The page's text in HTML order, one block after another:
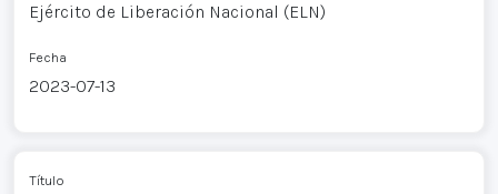
Ejército de Liberación Nacional (ELN)
Fecha
2023-07-13
Título